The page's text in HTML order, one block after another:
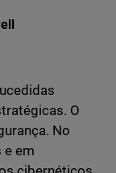
O
No
e em